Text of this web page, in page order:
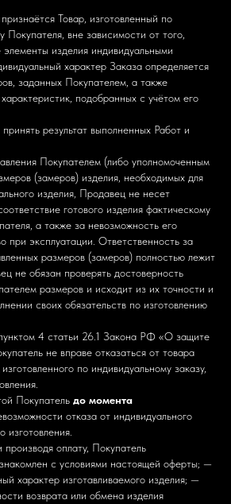
Товар, изготовленный по
Покупателя, вне зависимости от того,
изделия индивидуальными
характер Заказа определяется
заданных Покупателем, а также
подобранных с учётом его
результат выполненных Работ и
Покупателем (либо уполномоченным
(замеров) изделия, необходимых для
изделия, Продавец не несет
готового изделия фактическому
а также за невозможность его
при эксплуатации. Ответственность за
размеров (замеров) полностью лежит
не обязан проверять достоверность
размеров и исходит из их точности и
своих обязательств по изготовлению
пунктом 4 статьи 26.1 Закона РФ «О защите
не вправе отказаться от товара
по индивидуальному заказу,
Покупатель до момента
отказа от индивидуального
изготовления.
оплату, Покупатель
с условиями настоящей оферты; —
характер изготавливаемого изделия; —
возврата или обмена изделия